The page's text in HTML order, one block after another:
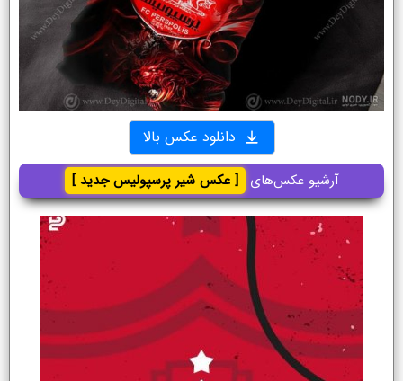
دانلود عکس بالا
آرشیو عکس‌های [ عکس شیر پرسپولیس جدید ]